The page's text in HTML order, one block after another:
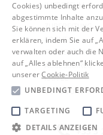
IMPRESSUM
ZUBEREITUNG
KOCHEN
FRÜHSTÜCK
ACCESSOIRES
KAFFEE
OUTDOORS
+33 3
Cookies) unbedingt
abgestimmte Inhalte
Sie können sich mit der
erklären, indem Sie auf
verwalten oder auch die
auf „Alles ablehnen“
unsererCookie-Politik
UNBEDINGT
TARGETING
DETAILS ANZEIGEN